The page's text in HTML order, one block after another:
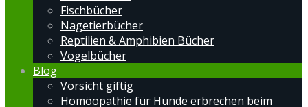
Fischbücher
Nagetierbücher
Reptilien & Amphibien Bücher
Vogelbücher
Blog
Vorsicht giftig
Homöopathie für Hunde erbrechen beim